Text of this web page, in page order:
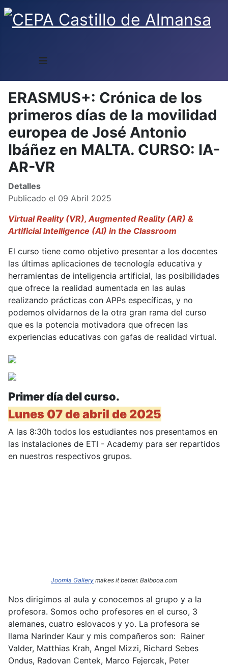
≡
ERASMUS+: Crónica de los
primeros días de la movilidad
europea de José Antonio
Ibáñez en MALTA. CURSO: IA-
AR-VR
Detalles
Publicado el 09 Abril 2025
Virtual Reality (VR), Augmented Reality (AR) &
Artificial Intelligence (AI) in the Classroom
El curso tiene como objetivo presentar a los docentes
las últimas aplicaciones de tecnología educativa y
herramientas de inteligencia artificial, las posibilidades
que ofrece la realidad aumentada en las aulas
realizando prácticas con APPs específicas, y no
podemos olvidarnos de la otra gran rama del curso
que es la potencia motivadora que ofrecen las
experiencias educativas con gafas de realidad virtual.
Primer día del curso.
Lunes 07 de abril de 2025
A las 8:30h todos los estudiantes nos presentamos en
las instalaciones de ETI - Academy para ser repartidos
en nuestros respectivos grupos.
Joomla Gallery makes it better. Balbooa.com
Nos dirigimos al aula y conocemos al grupo y a la
profesora. Somos ocho profesores en el curso, 3
alemanes, cuatro eslovacos y yo. La profesora se
llama Narinder Kaur y mis compañeros son: Rainer
Valder, Matthias Krah, Angel Mizzi, Richard Sebes
Ondus, Radovan Centek, Marco Fejercak, Peter